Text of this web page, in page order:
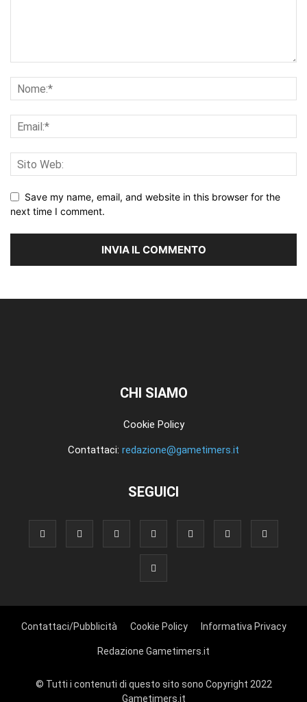
Save my name, email, and website in this browser for the
next time I comment.
CHI SIAMO
Cookie Policy
Contattaci: redazione@gametimers.it
SEGUICI
Contattaci/Pubblicità Cookie Policy Informativa Privacy
Redazione Gametimers.it
© Tutti i contenuti di questo sito sono Copyright 2022
Gametimers.it